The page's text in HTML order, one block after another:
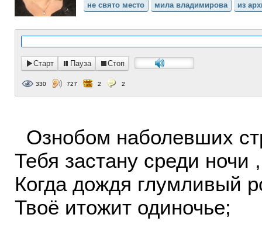
не свято место мила владимирова из
Старт Пауза Стоп
330 727 2 2
Ознобом наболевших
Тебя застану среди ночи ,
Когда дождя глумливый
Твоё итожит одиночье;